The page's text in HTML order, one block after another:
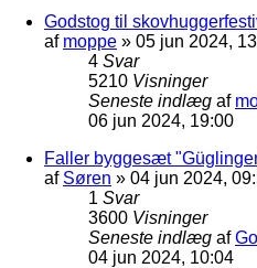
Godstog til
af moppe » 05 jun 2024,
4 Svar
5210 Visninger
Seneste indlæg af
06 jun 2024, 19:00
Faller byggesæt
af Søren » 04 jun 2024,
1 Svar
3600 Visninger
Seneste indlæg af
04 jun 2024, 10:04